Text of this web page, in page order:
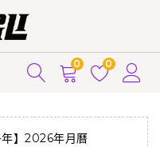
0 0
】2026年月曆